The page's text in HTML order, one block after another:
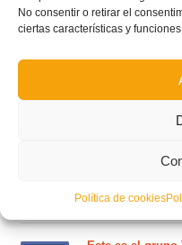
No consentir o retirar el
ciertas características y
Política de cookies
POSTS RECIENTES
Estos son los
Comunitat para
Circular nº. 6 – Fase